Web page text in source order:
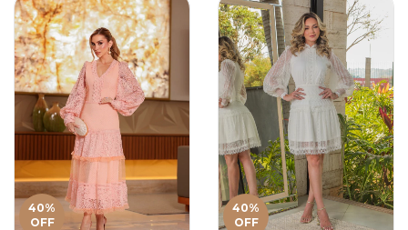
40%
OFF
40%
OFF